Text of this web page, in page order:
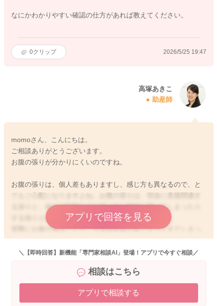
なにかわかりやすい確認の仕方があれば教えてください。
0クリップ 2026/5/25 19:47
高塚あきこ
助産師
momoさん、こんにちは。
ご相談ありがとうございます。
お腹の張りが分かりにくいのですね。
お腹の張りは、個人差もありますし、感じ方も異なるので、と
てもご心配になりますよね。お腹の張りは、切迫に直接関連す
る張りと、例えば胎動などに伴って一時的に張ってしまったり
する張りとは、少し意味合いが異なります。
実際にお腹が張ることで、子宮頚管長が短くなってきてしまっ
たり、生理痛のような痛みを伴ったり、出血が見られたりする
ようですと、例えば1日に1〜2回でもとてもシビアな状態になり
り、胎動などの刺激に伴う一時的なものであれば、あまり問題
にならないこともあります。
どのような張りかは、実際に健診で判断してもらわないと分か
アプリで回答を見る
＼【即時回答】新機能「専門家相談AI」登場！アプリで今すぐ相談／
相談はこちら
アプリで相談する